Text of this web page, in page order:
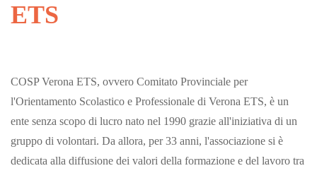
ETS
COSP Verona ETS, ovvero Comitato Provinciale per
l'Orientamento Scolastico e Professionale di Verona ETS, è un
ente senza scopo di lucro nato nel 1990 grazie all'iniziativa di un
gruppo di volontari. Da allora, per 33 anni, l'associazione si è
dedicata alla diffusione dei valori della formazione e del lavoro tra